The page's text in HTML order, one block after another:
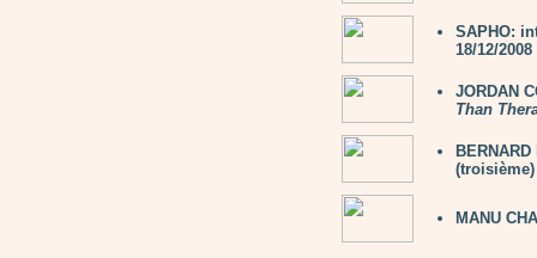
SAPHO:
18/12/2008
JORDAN
Than
MANU